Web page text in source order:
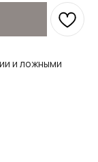
и ложными